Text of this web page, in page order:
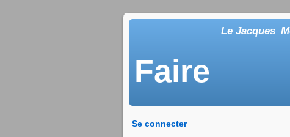
Le Jacques
Faire
Se connecter